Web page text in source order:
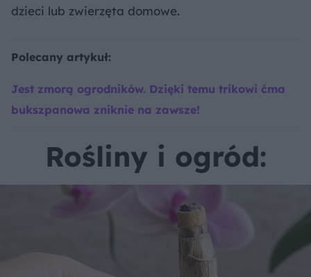
dzieci lub zwierzęta domowe.
Polecany artykuł:
Jest zmorą ogrodników. Dzięki temu trikowi ćma
bukszpanowa zniknie na zawsze!
Rośliny i ogród: